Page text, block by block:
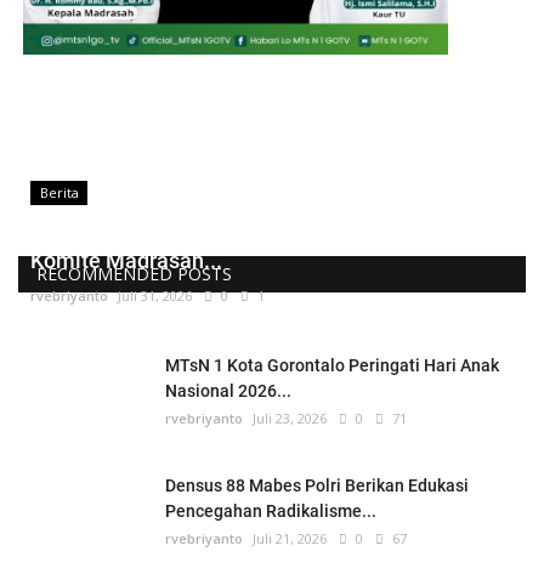
RECOMMENDED POSTS
Berita
Komite Madrasah...
rvebriyanto Juli 31, 2026 0 1
MTsN 1 Kota Gorontalo Peringati Hari Anak
Nasional 2026...
rvebriyanto Juli 23, 2026 0 71
Densus 88 Mabes Polri Berikan Edukasi
Pencegahan Radikalisme...
rvebriyanto Juli 21, 2026 0 67